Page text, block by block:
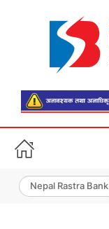
Nepal Rastra Bank